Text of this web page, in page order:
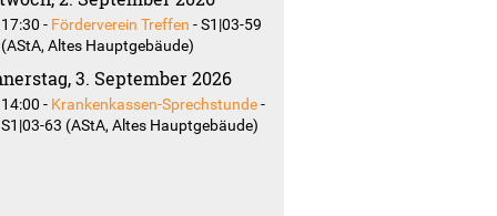
17:30 - Förderverein Treffen -S1|03-59
(AStA, Altes Hauptgebäude)
3. September 2026
14:00 - Krankenkassen-Sprechstunde -
S1|03-63 (AStA, Altes Hauptgebäude)